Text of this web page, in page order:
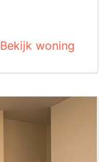
Bekijk woning